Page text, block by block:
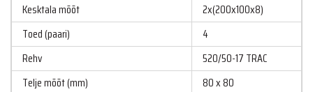
Kesktala mõõt
2x(200x100x8)
Toed (paari)
4
Rehv
520/50-17 TRAC
Telje mõõt (mm)
80 x 80